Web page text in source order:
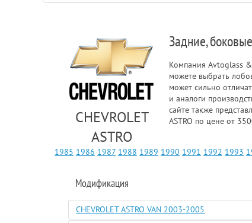
CHEVROLET
ASTRO
Задние,
Компания Avtoglass
можете выбрать
может сильно
и аналоги
сайте также
ASTRO по цене от
1985 1986 1987 1988 1989 1990 1991 1992 1993
Модификация
CHEVROLET ASTRO VAN 2003-2005